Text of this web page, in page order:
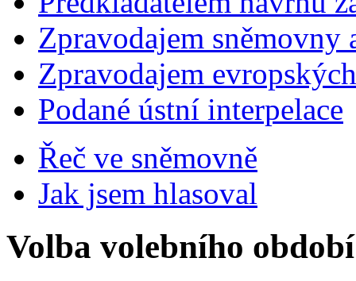
Zpravodajem
Zpravodajem
Podané ústní interpelace
Řeč ve sněmovně
Jak jsem hlasoval
Volba volebního období